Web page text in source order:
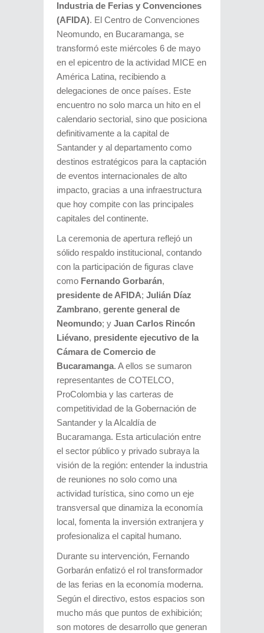
Industria de Ferias y Convenciones
(AFIDA). El Centro de Convenciones
Neomundo, en Bucaramanga, se
transformó este miércoles 6 de mayo
en el epicentro de la actividad MICE en
América Latina, recibiendo a
delegaciones de once países. Este
encuentro no solo marca un hito en el
calendario sectorial, sino que posiciona
definitivamente a la capital de
Santander y al departamento como
destinos estratégicos para la captación
de eventos internacionales de alto
impacto, gracias a una infraestructura
que hoy compite con las principales
capitales del continente.
La ceremonia de apertura reflejó un
sólido respaldo institucional, contando
con la participación de figuras clave
como Fernando Gorbarán,
presidente de AFIDA; Julián Díaz
Zambrano, gerente general de
Neomundo; y Juan Carlos Rincón
Liévano, presidente ejecutivo de la
Cámara de Comercio de
Bucaramanga. A ellos se sumaron
representantes de COTELCO,
ProColombia y las carteras de
competitividad de la Gobernación de
Santander y la Alcaldía de
Bucaramanga. Esta articulación entre
el sector público y privado subraya la
visión de la región: entender la industria
de reuniones no solo como una
actividad turística, sino como un eje
transversal que dinamiza la economía
local, fomenta la inversión extranjera y
profesionaliza el capital humano.
Durante su intervención, Fernando
Gorbarán enfatizó el rol transformador
de las ferias en la economía moderna.
Según el directivo, estos espacios son
mucho más que puntos de exhibición;
son motores de desarrollo que generan